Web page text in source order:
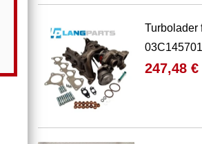
Turbolader
247,48 €